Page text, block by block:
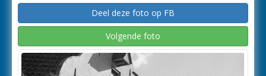
Deel deze foto op FB
Volgende foto